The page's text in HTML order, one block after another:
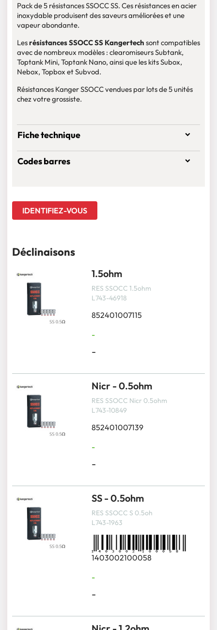
Pack de 5 résistances SSOCC SS. Ces résistances en acier
inoxydable produisent des saveurs améliorées et une
vapeur abondante.
Lesrésistances SSOCC SS Kangertech sont compatibles
avec de nombreux modèles : clearomiseurs Subtank,
Toptank Mini, Toptank Nano, ainsi que les kits Subox,
Nebox, Topbox et Subvod.
Résistances Kanger SSOCC vendues par lots de 5 unités
chez votre grossiste.
Fiche technique
Codes barres
IDENTIFIEZ-VOUS
Déclinaisons
1.5ohm
RES SSOCC 1.5ohm
L743-46918
852401007115
-
-
Nicr - 0.5ohm
RES SSOCC Nicr 0.5ohm
L743-10849
852401007139
-
-
SS - 0.5ohm
RES SSOCC S 0.5oh
L743-1963
1403002100058
-
-